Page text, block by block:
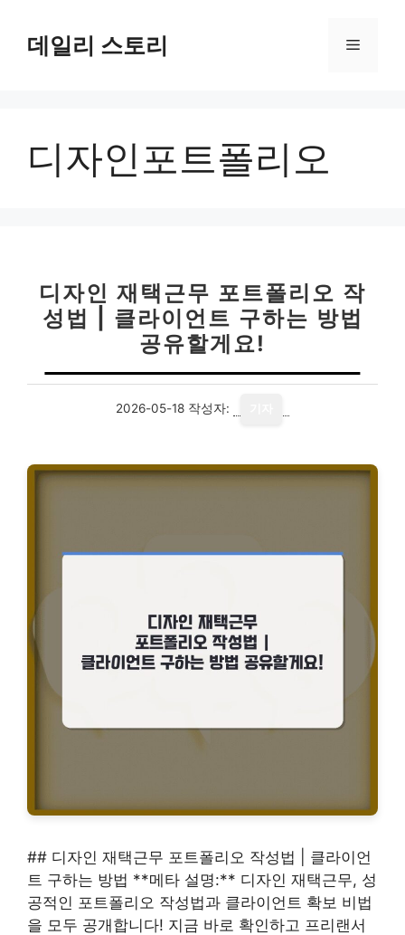
데일리 스토리 메
디자인포트폴리오
디자인 재택근무 포트폴리오 작
성법 | 클라이언트 구하는 방법
공유할게요!
2026-05-18 작성자:
## 디자인 재택근무 포트폴리오 작성법 | 클라이언
트 구하는 방법 **메타 설명:** 디자인 재택근무, 성
공적인 포트폴리오 작성법과 클라이언트 확보 비법
을 모두 공개합니다! 지금 바로 확인하고 프리랜서